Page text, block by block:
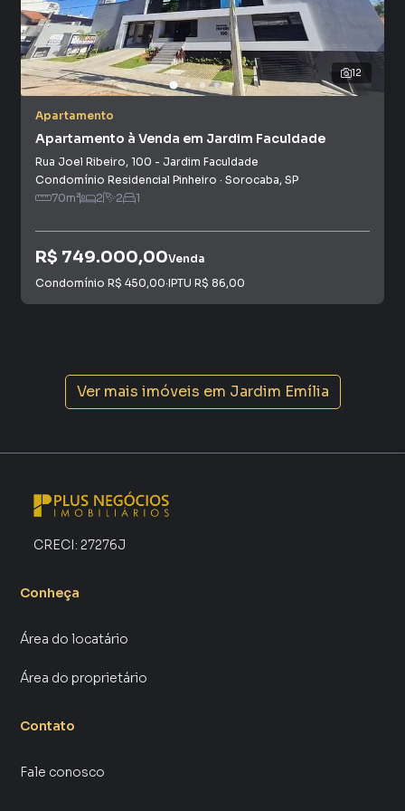
12
Apartamento
Apartamento à Venda em Jardim Faculdade
Rua Joel Ribeiro, 100 - Jardim Faculdade
Condomínio Residencial Pinheiro · Sorocaba, SP
70m² 2 2 1
R$ 749.000,00Venda
Condomínio R$ 450,00·IPTU R$ 86,00
Ver mais imóveis em Jardim Emília
CRECI: 27276J
Conheça
Área do locatário
Área do proprietário
Contato
Fale conosco